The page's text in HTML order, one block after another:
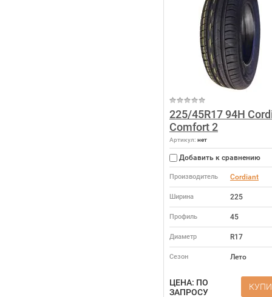
225/45R17 94H
Comfort 2
Артикул: нет
Добавить к сравнению
Производитель Cordiant
Ширина 225
Профиль 45
Диаметр R17
Сезон Лето
ЦЕНА: ПО
ЗАПРОСУ